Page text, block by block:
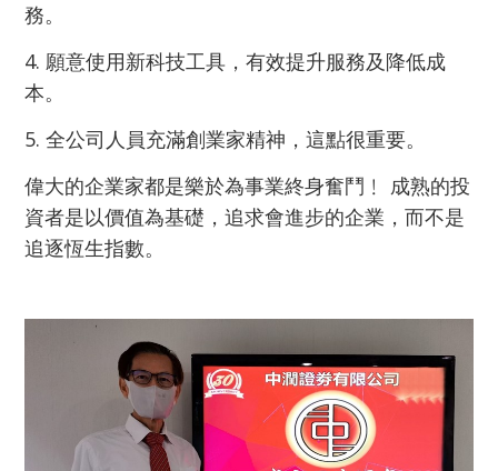
務。
4. 願意使用新科技工具，有效提升服務及降低成
本。
5. 全公司人員充滿創業家精神，這點很重要。
偉大的企業家都是樂於為事業終身奮鬥﹗ 成熟的投
資者是以價值為基礎，追求會進步的企業，而不是
追逐恆生指數。